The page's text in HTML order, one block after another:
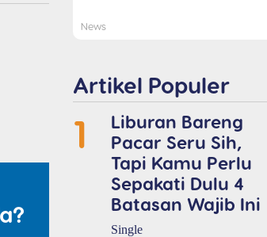
News
Artikel Populer
1
Liburan Bareng
Pacar Seru Sih,
Tapi Kamu Perlu
Sepakati Dulu 4
Batasan Wajib Ini
Single